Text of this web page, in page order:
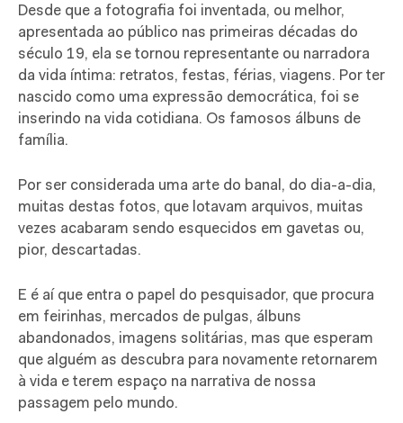
Desde que a fotografia foi inventada, ou melhor,
apresentada ao público nas primeiras décadas do
século 19, ela se tornou representante ou narradora
da vida íntima: retratos, festas, férias, viagens. Por ter
nascido como uma expressão democrática, foi se
inserindo na vida cotidiana. Os famosos álbuns de
família.
Por ser considerada uma arte do banal, do dia-a-dia,
muitas destas fotos, que lotavam arquivos, muitas
vezes acabaram sendo esquecidos em gavetas ou,
pior, descartadas.
E é aí que entra o papel do pesquisador, que procura
em feirinhas, mercados de pulgas, álbuns
abandonados, imagens solitárias, mas que esperam
que alguém as descubra para novamente retornarem
à vida e terem espaço na narrativa de nossa
passagem pelo mundo.